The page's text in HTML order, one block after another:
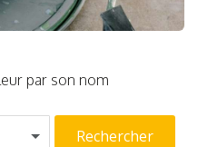
par son nom
Rechercher